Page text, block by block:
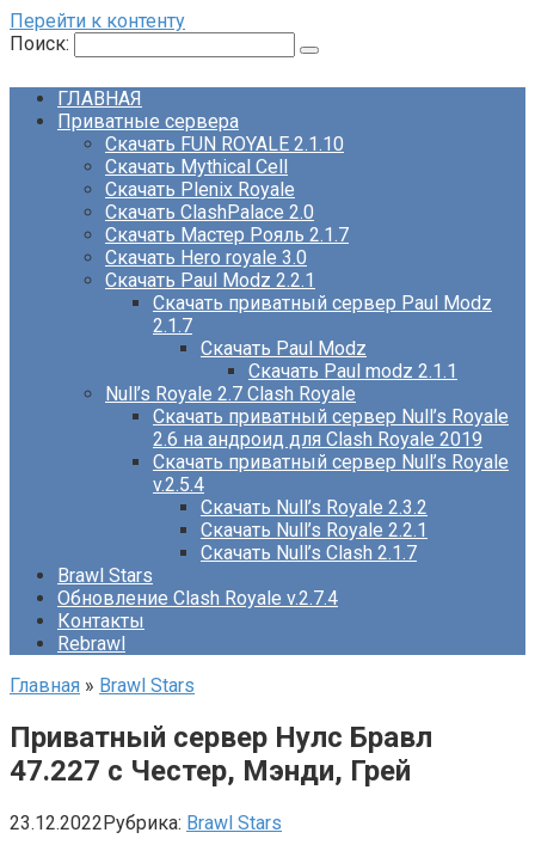
Перейти к контенту
Поиск:
ГЛАВНАЯ
Приватные сервера
Скачать FUN ROYALE 2.1.10
Скачать Mythical Cell
Скачать Plenix Royale
Скачать ClashPalace 2.0
Скачать Мастер Рояль 2.1.7
Скачать Hero royale 3.0
Скачать Paul Modz 2.2.1
Скачать приватный сервер Paul Modz
2.1.7
Скачать Paul Modz
Скачать Paul modz 2.1.1
Null’s Royale 2.7 Clash Royale
Скачать приватный сервер Null’s Royale
2.6 на андроид для Clash Royale 2019
Скачать приватный сервер Null’s Royale
v.2.5.4
Скачать Null’s Royale 2.3.2
Скачать Null’s Royale 2.2.1
Скачать Null’s Clash 2.1.7
Brawl Stars
Обновление Clash Royale v.2.7.4
Контакты
Rebrawl
Главная » Brawl Stars
Приватный сервер Нулс Бравл
47.227 с Честер, Мэнди, Грей
23.12.2022Рубрика: Brawl Stars